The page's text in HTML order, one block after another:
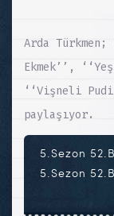
Arda Türkmen;
Ekmek’’,
‘‘Vişneli
paylaşıyor.
5.Sezon
5.Sezon